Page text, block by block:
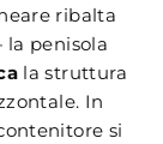
ribalta
penisola
la struttura
In
si